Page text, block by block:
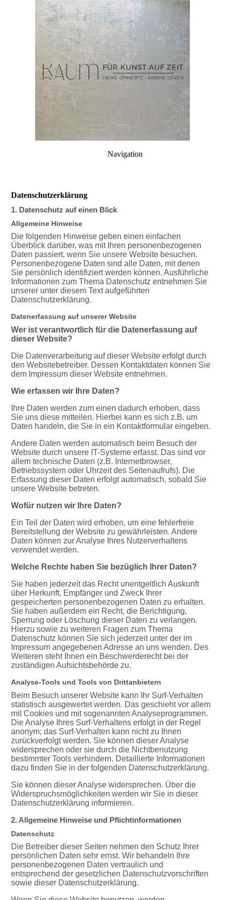
Navigation
Datenschutzerklärung
1. Datenschutz auf einen Blick
Allgemeine Hinweise
Die folgenden Hinweise geben einen einfachen
Überblick darüber, was mit Ihren personenbezogenen
Daten passiert, wenn Sie unsere Website besuchen.
Personenbezogene Daten sind alle Daten, mit denen
Sie persönlich identifiziert werden können. Ausführliche
Informationen zum Thema Datenschutz entnehmen Sie
unserer unter diesem Text aufgeführten
Datenschutzerklärung.
Datenerfassung auf unserer Website
Wer ist verantwortlich für die Datenerfassung auf
dieser Website?
Die Datenverarbeitung auf dieser Website erfolgt durch
den Websitebetreiber. Dessen Kontaktdaten können Sie
dem Impressum dieser Website entnehmen.
Wie erfassen wir Ihre Daten?
Ihre Daten werden zum einen dadurch erhoben, dass
Sie uns diese mitteilen. Hierbei kann es sich z.B. um
Daten handeln, die Sie in ein Kontaktformular eingeben.
Andere Daten werden automatisch beim Besuch der
Website durch unsere IT-Systeme erfasst. Das sind vor
allem technische Daten (z.B. Internetbrowser,
Betriebssystem oder Uhrzeit des Seitenaufrufs). Die
Erfassung dieser Daten erfolgt automatisch, sobald Sie
unsere Website betreten.
Wofür nutzen wir Ihre Daten?
Ein Teil der Daten wird erhoben, um eine fehlerfreie
Bereitstellung der Website zu gewährleisten. Andere
Daten können zur Analyse Ihres Nutzerverhaltens
verwendet werden.
Welche Rechte haben Sie bezüglich Ihrer Daten?
Sie haben jederzeit das Recht unentgeltlich Auskunft
über Herkunft, Empfänger und Zweck Ihrer
gespeicherten personenbezogenen Daten zu erhalten.
Sie haben außerdem ein Recht, die Berichtigung,
Sperrung oder Löschung dieser Daten zu verlangen.
Hierzu sowie zu weiteren Fragen zum Thema
Datenschutz können Sie sich jederzeit unter der im
Impressum angegebenen Adresse an uns wenden. Des
Weiteren steht Ihnen ein Beschwerderecht bei der
zuständigen Aufsichtsbehörde zu.
Analyse-Tools und Tools von Drittanbietern
Beim Besuch unserer Website kann Ihr Surf-Verhalten
statistisch ausgewertet werden. Das geschieht vor allem
mit Cookies und mit sogenannten Analyseprogrammen.
Die Analyse Ihres Surf-Verhaltens erfolgt in der Regel
anonym; das Surf-Verhalten kann nicht zu Ihnen
zurückverfolgt werden. Sie können dieser Analyse
widersprechen oder sie durch die Nichtbenutzung
bestimmter Tools verhindern. Detaillierte Informationen
dazu finden Sie in der folgenden Datenschutzerklärung.
Sie können dieser Analyse widersprechen. Über die
Widerspruchsmöglichkeiten werden wir Sie in dieser
Datenschutzerklärung informieren.
2. Allgemeine Hinweise und Pflichtinformationen
Datenschutz
Die Betreiber dieser Seiten nehmen den Schutz Ihrer
persönlichen Daten sehr ernst. Wir behandeln Ihre
personenbezogenen Daten vertraulich und
entsprechend der gesetzlichen Datenschutzvorschriften
sowie dieser Datenschutzerklärung.